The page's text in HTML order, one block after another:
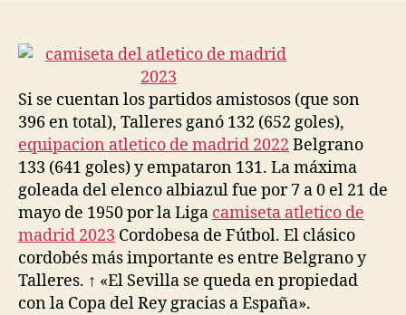
Si se cuentan los partidos amistosos (que son
396 en total), Talleres ganó 132 (652 goles),
equipacion atletico de madrid 2022 Belgrano
133 (641 goles) y empataron 131. La máxima
goleada del elenco albiazul fue por 7 a 0 el 21 de
mayo de 1950 por la Liga camiseta atletico de
madrid 2023 Cordobesa de Fútbol. El clásico
cordobés más importante es entre Belgrano y
Talleres. ↑ «El Sevilla se queda en propiedad
con la Copa del Rey gracias a España».